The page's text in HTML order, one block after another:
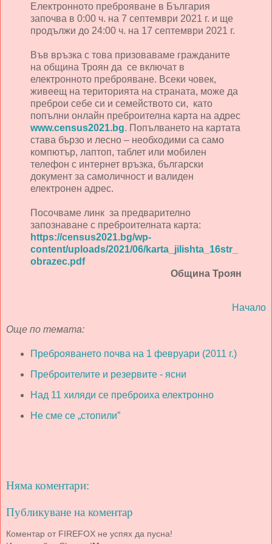
Електронното преброяване в България
започва в 0:00 ч. на 7 септември 2021 г. и ще
продължи до 24:00 ч. на 17 септември 2021 г.
Във връзка с това призоваваме гражданите
на община Троян да се включат в
електронното преброяване. Всеки човек,
живеещ на територията на страната, може да
преброи себе си и семейството си, като
попълни онлайн преброителна карта на адрес
www.census2021.bg. Попълването на картата
става бързо и лесно – необходими са само
компютър, лаптоп, таблет или мобилен
телефон с интернет връзка, български
документ за самоличност и валиден
електронен адрес.
Посочваме линк за предварително
запознаване с преброителната карта:
https://census2021.bg/wp-
content/uploads/2021/06/karta_jilishta_16str_
obrazec.pdf
Община Троян
Начало
Още по темата:
Преброяването почва на 1 февруари (2011 г.)
Преброителите и резервите - ясни
Над 11 хиляди се преброиха електронно
Не сме се „стопили”
Няма коментари:
Публикуване на коментар
Коментар от FIREFOX не успях да пусна!